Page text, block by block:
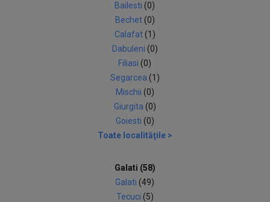
Bailesti (0)
Bechet (0)
Calafat (1)
Dabuleni (0)
Filiasi (0)
Segarcea (1)
Mischii (0)
Giurgita (0)
Goiesti (0)
Toate localităţile >
Galati (58)
Galati (49)
Tecuci (5)